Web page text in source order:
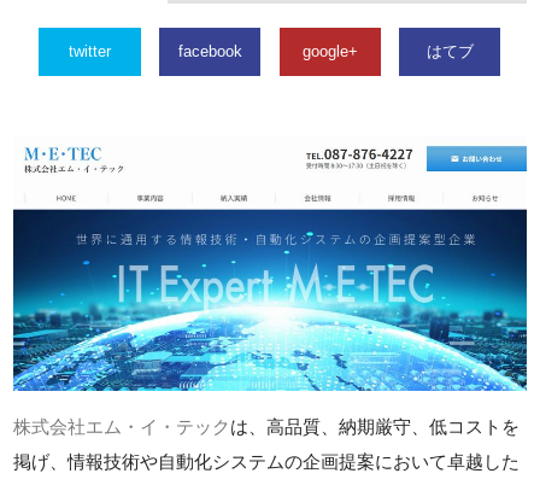
twitter facebook google+ はてブ
株式会社エム・イ・テック は、高品質、納期厳守、低コストを
掲げ、情報技術や自動化システムの企画提案において卓越した